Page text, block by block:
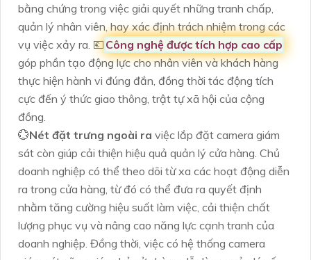
bằng chứng trong việc giải quyết những tranh chấp,
quản lý nhân viên, hay xác định trách nhiệm trong các
vụ việc xảy ra. 💶 Công nghệ được tích hợp cao cấp
góp phần tạo động lực cho nhân viên và khách hàng
thực hiện hành vi đúng đắn, đồng thời tác động tích
cực đến ý thức giao thông, trật tự xã hội của cộng
đồng.
💮Nét đặt trưng ngoài ra việc lắp đặt camera giám
sát còn giúp cải thiện hiệu quả quản lý cửa hàng. Chủ
doanh nghiệp có thể theo dõi từ xa các hoạt động diễn
ra trong cửa hàng, từ đó có thể đưa ra quyết định
nhằm tăng cường hiệu suất làm việc, cải thiện chất
lượng phục vụ và nâng cao năng lực cạnh tranh của
doanh nghiệp. Đồng thời, việc có hệ thống camera